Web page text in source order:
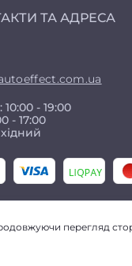
ТА АДРЕСА
- 19:00
- 17:00
перегляд